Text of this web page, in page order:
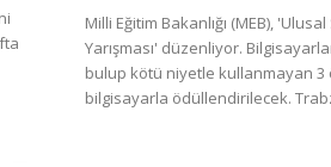
Milli Eğitim Bakanlığı (MEB),
Yarışması' düzenliyor.
bulup kötü niyetle kullanmayan 3
bilgisayarla ödüllendirilecek.